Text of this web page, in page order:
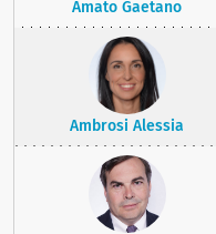
Amato Gaetano
Ambrosi Alessia